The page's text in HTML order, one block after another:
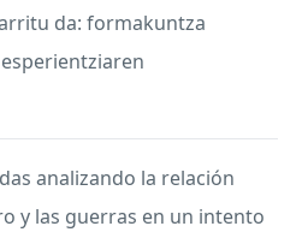
da: formakuntza
analizando la relación
y las guerras en un intento